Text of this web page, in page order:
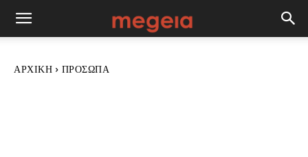
ΑΡΧΙΚΉ ΠΡΌΣΩΠΑ